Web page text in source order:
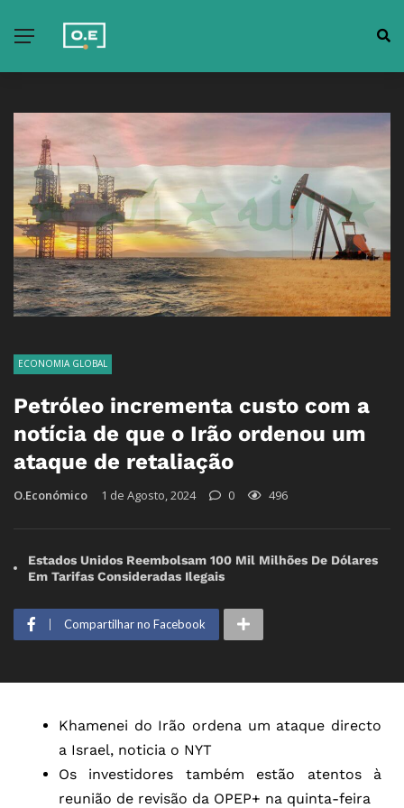
ECONOMIA GLOBAL
Petróleo incrementa custo com a
notícia de que o Irão ordenou um
ataque de retaliação
O.Económico 1 de Agosto, 2024 0 496
Estados Unidos Reembolsam 100 Mil Milhões De Dólares
Em Tarifas Consideradas Ilegais
Compartilhar no Facebook
Khamenei do Irão ordena um ataque directo
a Israel, noticia o NYT
Os investidores também estão atentos à
reunião de revisão da OPEP+ na quinta-feira